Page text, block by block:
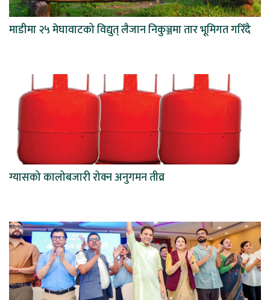
माडीमा २५ मेघावाटको विद्युत् लैजान निकुञ्जमा तार भूमिगत गरिँदै
ग्यासको कालोबजारी रोक्न अनुगमन तीव्र